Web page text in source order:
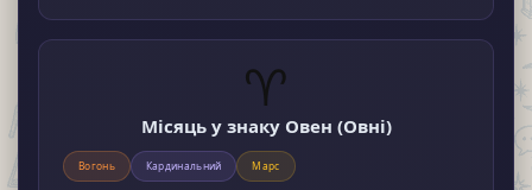
♈
Місяць у знаку Овен (Овні)
Вогонь Кардинальний Марс